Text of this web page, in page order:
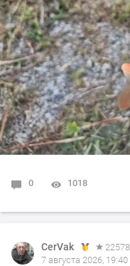
0 1018
CerVak
22578
7 августа 2026, 19:40